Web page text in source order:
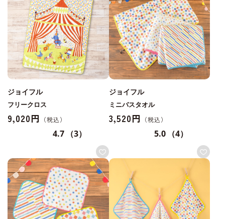
ジョイフル
フリークロス
9,020円
4.7 （3）
ジョイフル
ミニバスタオル
3,520円
5.0 （4）